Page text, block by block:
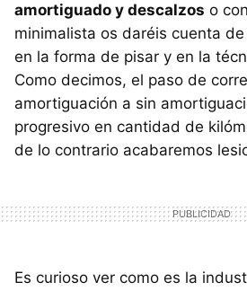
amortiguado y descalzos o
minimalista os daréis cuenta
en la forma de pisar y en la
Como decimos, el paso de
amortiguación a sin
progresivo en cantidad de
de lo contrario acabaremos
Es curioso ver como es la